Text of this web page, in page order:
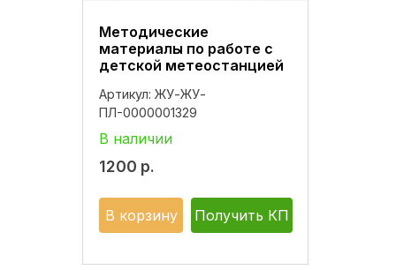
Методические
материалы по работе с
детской метеостанцией
Артикул: ЖУ-ЖУ-
ПЛ-0000001329
В наличии
1200 р.
В корзину Получить КП